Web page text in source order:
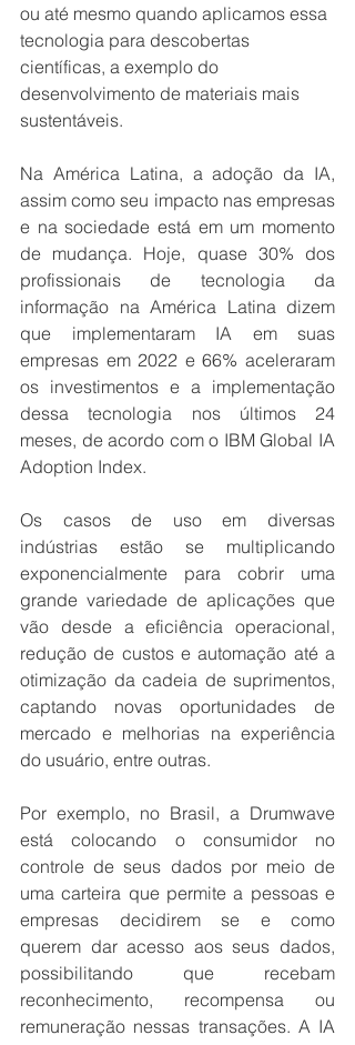
ou até mesmo quando aplicamos essa
tecnologia para descobertas
científicas, a exemplo do
desenvolvimento de materiais mais
sustentáveis.
Na América Latina, a adoção da IA,
assim como seu impacto nas empresas
e na sociedade está em um momento
de mudança. Hoje, quase 30% dos
profissionais de tecnologia da
informação na América Latina dizem
que implementaram IA em suas
empresas em 2022 e 66% aceleraram
os investimentos e a implementação
dessa tecnologia nos últimos 24
meses, de acordo com o IBM Global IA
Adoption Index.
Os casos de uso em diversas
indústrias estão se multiplicando
exponencialmente para cobrir uma
grande variedade de aplicações que
vão desde a eficiência operacional,
redução de custos e automação até a
otimização da cadeia de suprimentos,
captando novas oportunidades de
mercado e melhorias na experiência
do usuário, entre outras.
Por exemplo, no Brasil, a Drumwave
está colocando o consumidor no
controle de seus dados por meio de
uma carteira que permite a pessoas e
empresas decidirem se e como
querem dar acesso aos seus dados,
possibilitando que recebam
reconhecimento, recompensa ou
remuneração nessas transações. A IA